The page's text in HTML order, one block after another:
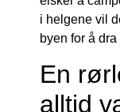
i helgene vil
byen for å
En
alltid